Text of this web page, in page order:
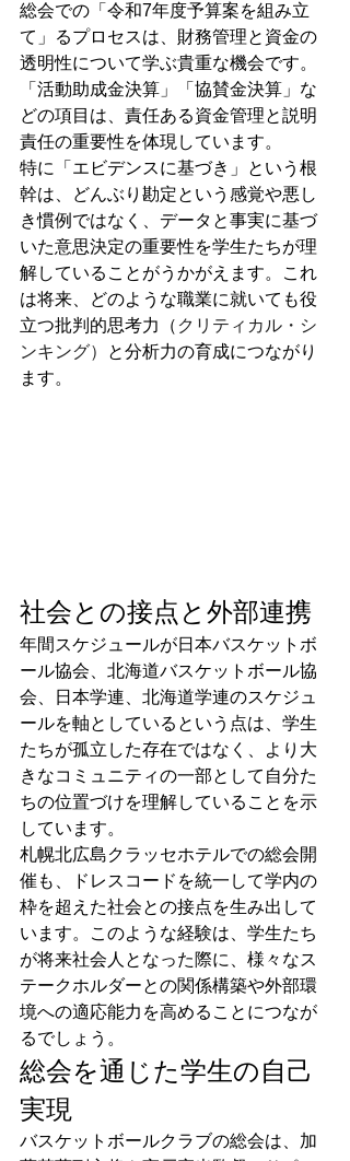
総会での「令和7年度予算案を組み立
て」るプロセスは、財務管理と資金の
透明性について学ぶ貴重な機会です。
「活動助成金決算」「協賛金決算」な
どの項目は、責任ある資金管理と説明
責任の重要性を体現しています。
特に「エビデンスに基づき」という根
幹は、どんぶり勘定という感覚や悪し
き慣例ではなく、データと事実に基づ
いた意思決定の重要性を学生たちが理
解していることがうかがえます。これ
は将来、どのような職業に就いても役
立つ批判的思考力（ クリティカル・シ
ンキング）
と分析力の育成につながり
ます。
社会との接点と外部連携
年間スケジュールが日本バスケットボ
ール協会、北海道バスケットボール協
会、日本学連、北海道学連のスケジュ
ールを軸としているという点は、学生
たちが孤立した存在ではなく、より大
きなコミュニティの一部として自分た
ちの位置づけを理解していることを示
しています。
札幌北広島クラッセホテルでの総会開
催も、ドレスコードを統一して学内の
枠を超えた社会との接点を生み出して
います。このような経験は、学生たち
が将来社会人となった際に、様々なス
テークホルダーとの関係構築や外部環
境への適応能力を高めることにつなが
るでしょう。
総会を通じた学生の自己
実現
バスケットボールクラブの総会は、加